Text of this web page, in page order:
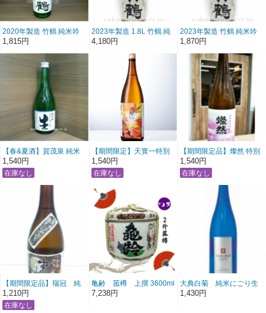
2020年製造 竹鶴 純米吟
醸生酒 初しぼり 720ml
1,815円
2023年製造 1.8L 竹鶴 純
米吟醸生酒 初しぼり
4,180円
2023年製造 竹鶴 純米吟
醸生酒 初しぼり (720ml)
1,870円
【春&夏酒】賀茂泉 純米
吟醸「青泉生酒」 720ml
1,540円
【期間限定】天寳一特別
栽培米 八反錦純吟 秋上り
冷詰 720ml
1,540円
【期間限定品】燦然 特別
純米 雄町原酒 秋あがり
720ml
1,540円
【期間限定品】瑞冠 純
米瓶囲い ひやおろし
720ml
1,210円
亀齢 菰樽 上撰 3600ml
7,238円
大典白菊 純米にごり生
酒 ウィンターボム
720ml（白菊酒造）
1,430円